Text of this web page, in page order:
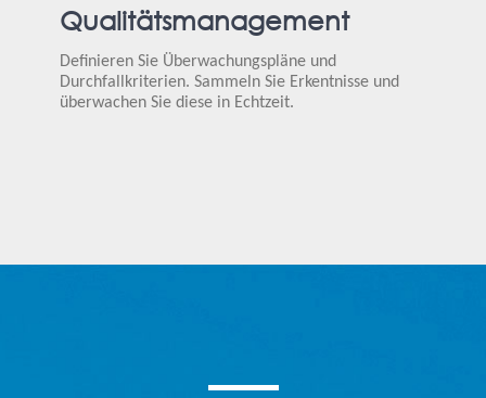
Qualitätsmanagement
Definieren Sie Überwachungspläne und
Durchfallkriterien. Sammeln Sie Erkentnisse und
überwachen Sie diese in Echtzeit.